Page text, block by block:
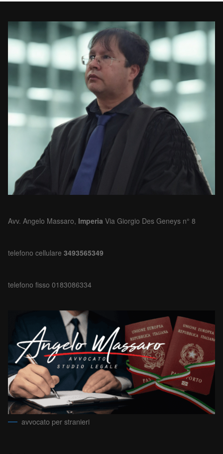
Avv. Angelo Massaro, Imperia Via Giorgio Des Geneys n° 8
telefono cellulare 3493565349
telefono fisso 0183086334
avvocato per stranieri